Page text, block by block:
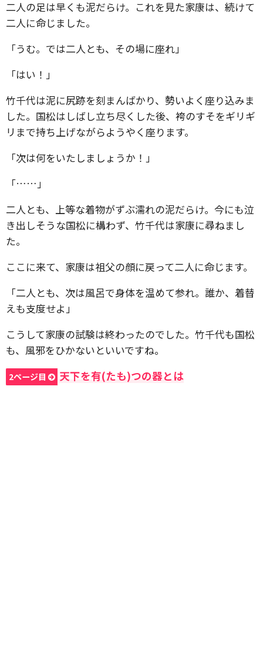
二人の足は早くも泥だらけ。これを見た家康は、続けて
二人に命じました。
「うむ。では二人とも、その場に座れ」
「はい！」
竹千代は泥に尻跡を刻まんばかり、勢いよく座り込みま
した。国松はしばし立ち尽くした後、袴のすそをギリギ
リまで持ち上げながらようやく座ります。
「次は何をいたしましょうか！」
「……」
二人とも、上等な着物がずぶ濡れの泥だらけ。今にも泣
き出しそうな国松に構わず、竹千代は家康に尋ねまし
た。
ここに来て、家康は祖父の顔に戻って二人に命じます。
「二人とも、次は風呂で身体を温めて参れ。誰か、着替
えも支度せよ」
こうして家康の試験は終わったのでした。竹千代も国松
も、風邪をひかないといいですね。
2ページ目 天下を有(たも)つの器とは